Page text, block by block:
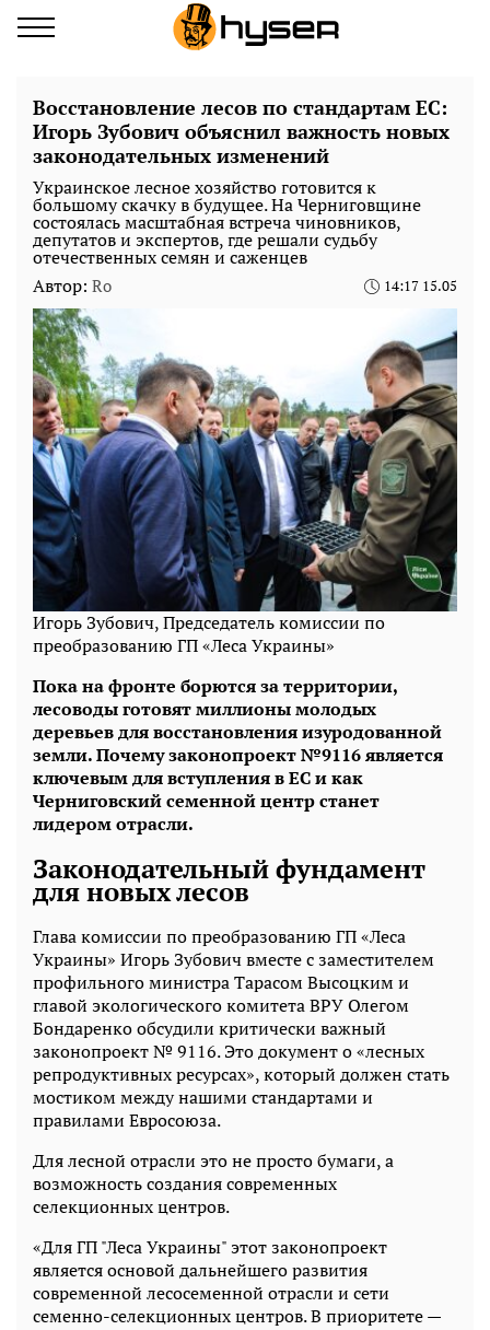
Восстановление лесов по стандартам ЕС:
Игорь Зубович объяснил важность новых
законодательных изменений
Украинское лесное хозяйство готовится к
большому скачку в будущее. На Черниговщине
состоялась масштабная встреча чиновников,
депутатов и экспертов, где решали судьбу
отечественных семян и саженцев
Автор: Ro 14:17 15.05
Игорь Зубович, Председатель комиссии по
преобразованию ГП «Леса Украины»
Пока на фронте борются за территории,
лесоводы готовят миллионы молодых
деревьев для восстановления изуродованной
земли. Почему законопроект №9116 является
ключевым для вступления в ЕС и как
Черниговский семенной центр станет
лидером отрасли.
Законодательный фундамент
для новых лесов
Глава комиссии по преобразованию ГП «Леса
Украины» Игорь Зубович вместе с заместителем
профильного министра Тарасом Высоцким и
главой экологического комитета ВРУ Олегом
Бондаренко обсудили критически важный
законопроект № 9116. Это документ о «лесных
репродуктивных ресурсах», который должен стать
мостиком между нашими стандартами и
правилами Евросоюза.
Для лесной отрасли это не просто бумаги, а
возможность создания современных
селекционных центров.
«Для ГП "Леса Украины" этот законопроект
является основой дальнейшего развития
современной лесосеменной отрасли и сети
семенно-селекционных центров. В приоритете —